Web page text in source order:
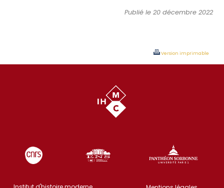
Publié le 20 décembre 2022
Version imprimable